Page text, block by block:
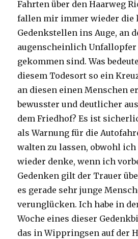
Fahrten über den Haarweg
fallen mir immer wieder die
Gedenkstellen ins Auge, an
augenscheinlich Unfallopfer
gekommen sind. Was
diesem Todesort so ein
an diesen einen Menschen
bewusster und deutlicher
dem Friedhof? Es ist
als Warnung für die
walten zu lassen, obwohl
wieder denke, wenn ich
Gedenken gilt der Trauer
es gerade sehr junge
verunglücken. Ich habe in
Woche eines dieser
das in Wippringsen auf der